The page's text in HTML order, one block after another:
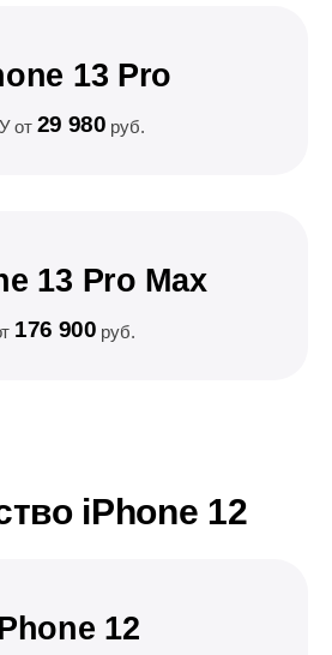
13 Pro
от 29 980 руб.
13 Pro Max
176 900 руб.
iPhone 12
12